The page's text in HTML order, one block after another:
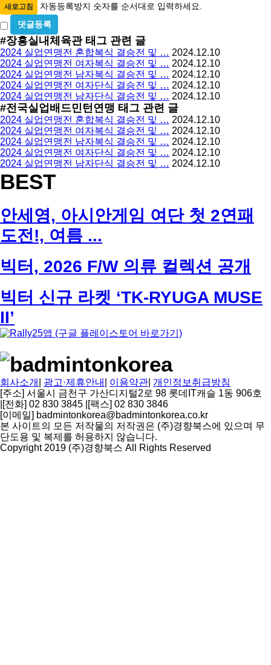
록
방
지
새로고침 자동등록방지 숫자를 순서대로 입력하세요.
비
밀
글
사
용
#장흥실내체육관태그 관련 글
2024 실업연맹전 혼합복식 결승전 및 … 2024.12.10
2024 실업연맹전 여자복식 결승전 및 … 2024.12.10
2024 실업연맹전 남자복식 결승전 및 … 2024.12.10
2024 실업연맹전 여자단식 결승전 및 … 2024.12.10
2024 실업연맹전 남자단식 결승전 및 … 2024.12.10
#전국실업배드민턴연맹 태그 관련 글
2024 실업연맹전 혼합복식 결승전 및 … 2024.12.10
2024 실업연맹전 여자복식 결승전 및 … 2024.12.10
2024 실업연맹전 남자복식 결승전 및 … 2024.12.10
2024 실업연맹전 여자단식 결승전 및 … 2024.12.10
2024 실업연맹전 남자단식 결승전 및 … 2024.12.10
BEST
안세영, 아시안게임 여단 첫 2연패
도전!, 여름 ...
빅터, 2026 F/W 의류 컬렉션 공개
빅터 신규 라켓 ‘TK-RYUGA MUSE
II’
회사소개 광고·제휴안내 이용약관 개인정보취급방침
[주소] 서울시 금천구 가산디지털2로 98 롯데IT캐슬 1동 906호
[전화] 02 830 3845 [팩스] 02 830 3846
[이메일] badmintonkorea@badmintonkorea.co.kr
본 사이트의 모든 저작물의 저작권은 (주)경향북스에 있으며 무
단도용 및 복제를 허용하지 않습니다.
Copyright 2019 (주)경향북스 All Rights Reserved